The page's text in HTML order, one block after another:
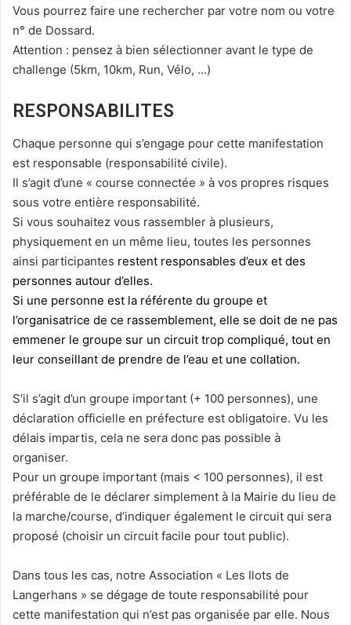
Vous pourrez faire une rechercher par votre nom ou votre
n° de Dossard.
Attention : pensez à bien sélectionner avant le type de
challenge (5km, 10km, Run, Vélo, …)
RESPONSABILITES
Chaque personne qui s’engage pour cette manifestation
est responsable (responsabilité civile).
Il s’agit d’une « course connectée » à vos propres risques
sous votre entière responsabilité.
Si vous souhaitez vous rassembler à plusieurs,
physiquement en un même lieu, toutes les personnes
ainsi participantes restent responsables d’eux et des
personnes autour d’elles.
Si une personne est la référente du groupe et
l’organisatrice de ce rassemblement, elle se doit de ne pas
emmener le groupe sur un circuit trop compliqué, tout en
leur conseillant de prendre de l’eau et une collation.
S’il s’agit d’un groupe important (+ 100 personnes), une
déclaration officielle en préfecture est obligatoire. Vu les
délais impartis, cela ne sera donc pas possible à
organiser.
Pour un groupe important (mais < 100 personnes), il est
préférable de le déclarer simplement à la Mairie du lieu de
la marche/course, d’indiquer également le circuit qui sera
proposé (choisir un circuit facile pour tout public).
Dans tous les cas, notre Association « Les Ilots de
Langerhans » se dégage de toute responsabilité pour
cette manifestation qui n’est pas organisée par elle. Nous